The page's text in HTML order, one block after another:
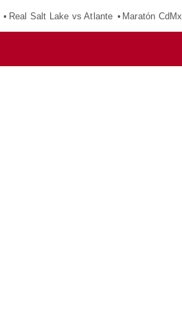
Real Salt Lake vs Atlante Maratón CdMx